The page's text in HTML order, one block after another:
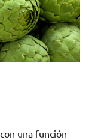
con una función